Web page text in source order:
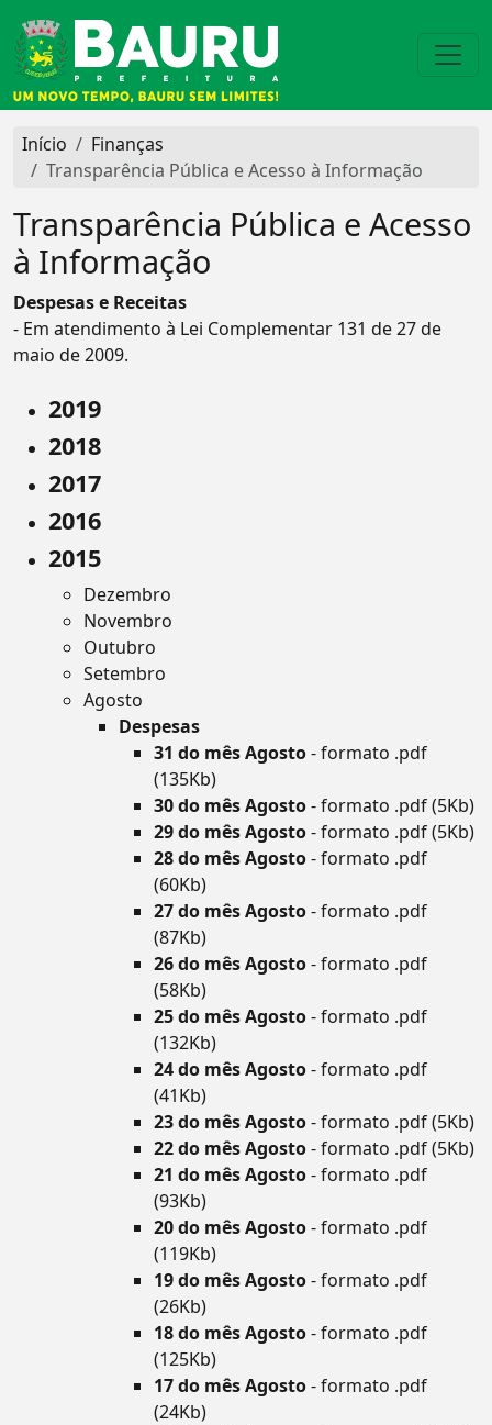
Início
Finanças
Transparência Pública e Acesso à Informação
Transparência Pública e Acesso
à Informação
Despesas e Receitas
- Em atendimento à Lei Complementar 131 de 27 de
maio de 2009.
2019
2018
2017
2016
2015
Dezembro
Novembro
Outubro
Setembro
Agosto
Despesas
31 do mês Agosto- formato .pdf
(135Kb)
30 do mês Agosto- formato .pdf (5Kb)
29 do mês Agosto- formato .pdf (5Kb)
28 do mês Agosto- formato .pdf
(60Kb)
27 do mês Agosto- formato .pdf
(87Kb)
26 do mês Agosto- formato .pdf
(58Kb)
25 do mês Agosto- formato .pdf
(132Kb)
24 do mês Agosto- formato .pdf
(41Kb)
23 do mês Agosto- formato .pdf (5Kb)
22 do mês Agosto- formato .pdf (5Kb)
21 do mês Agosto- formato .pdf
(93Kb)
20 do mês Agosto- formato .pdf
(119Kb)
19 do mês Agosto- formato .pdf
(26Kb)
18 do mês Agosto- formato .pdf
(125Kb)
17 do mês Agosto- formato .pdf
(24Kb)